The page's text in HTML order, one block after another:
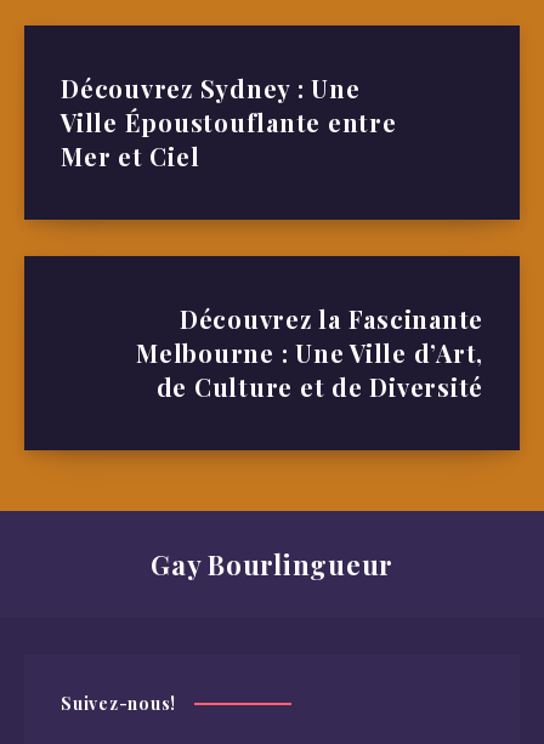
Découvrez Sydney : Une
Ville Époustouflante entre
Mer et Ciel
Découvrez la Fascinante
Melbourne : Une Ville d’Art,
de Culture et de Diversité
Gay Bourlingueur
Suivez-nous!